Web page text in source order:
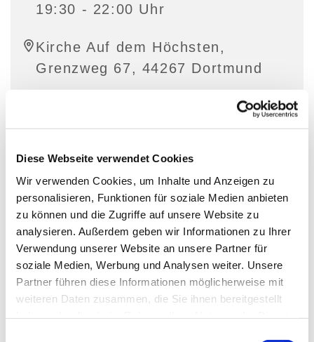
Diese Webseite verwendet Cookies
Wir verwenden Cookies, um Inhalte und Anzeigen zu
personalisieren, Funktionen für soziale Medien anbieten
zu können und die Zugriffe auf unsere Website zu
analysieren. Außerdem geben wir Informationen zu Ihrer
Verwendung unserer Website an unsere Partner für
soziale Medien, Werbung und Analysen weiter. Unsere
Partner führen diese Informationen möglicherweise mit
weiteren Daten zusammen, die Sie ihnen bereitgestellt
19:30 - 22:00 Uhr
Kirche Auf dem Höchsten,
Grenzweg 67, 44267 Dortmund